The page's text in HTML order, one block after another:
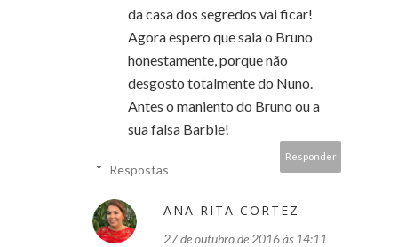
da casa dos segredos vai ficar!
Agora espero que saia o Bruno
honestamente, porque não
desgosto totalmente do Nuno.
Antes o maniento do Bruno ou a
sua falsa Barbie!
Responder
Respostas
ANA RITA CORTEZ
27 de outubro de 2016 às 14:11